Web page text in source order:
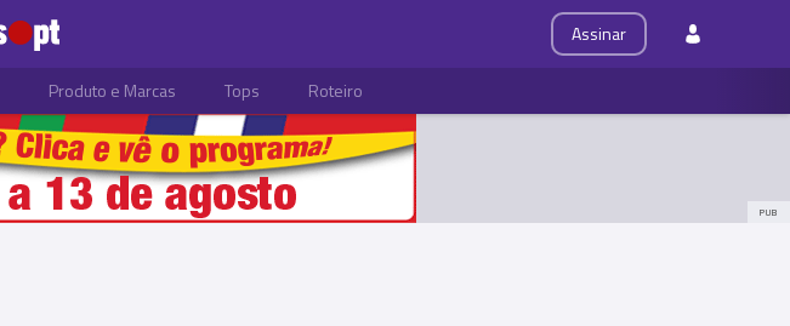
Assinar
Produto e Marcas Tops Roteiro
PUB